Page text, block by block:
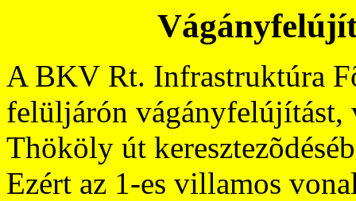
A BKV Rt. Infrastruktúra
felüljárón
Thököly út
Ezért az 1-es villamos